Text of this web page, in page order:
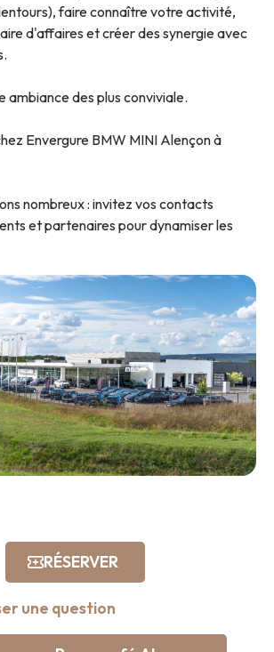
faire connaître votre activité,
d'affaires et créer des synergie avec
ambiance des plus conviviale.
Envergure BMW MINI Alençon à
nombreux : invitez vos contacts
et partenaires pour dynamiser les
RÉSERVER
une question